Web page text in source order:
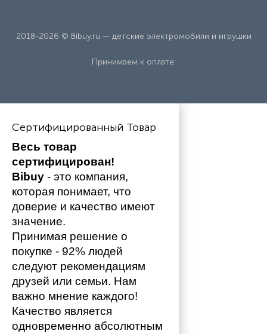
2018-2026 © Bibuy.ru — детские электромобили и игрушки
Принимаем к оплате:
Сертифицированный Товар
Весь товар
сертифицирован!
Bibuy - это компания,
которая понимает, что
доверие и качество имеют
значение.
Принимая решение о
покупке - 92% людей
следуют рекомендациям
друзей или семьи. Нам
важно мнение каждого!
Качество является
одновременно абсолютным